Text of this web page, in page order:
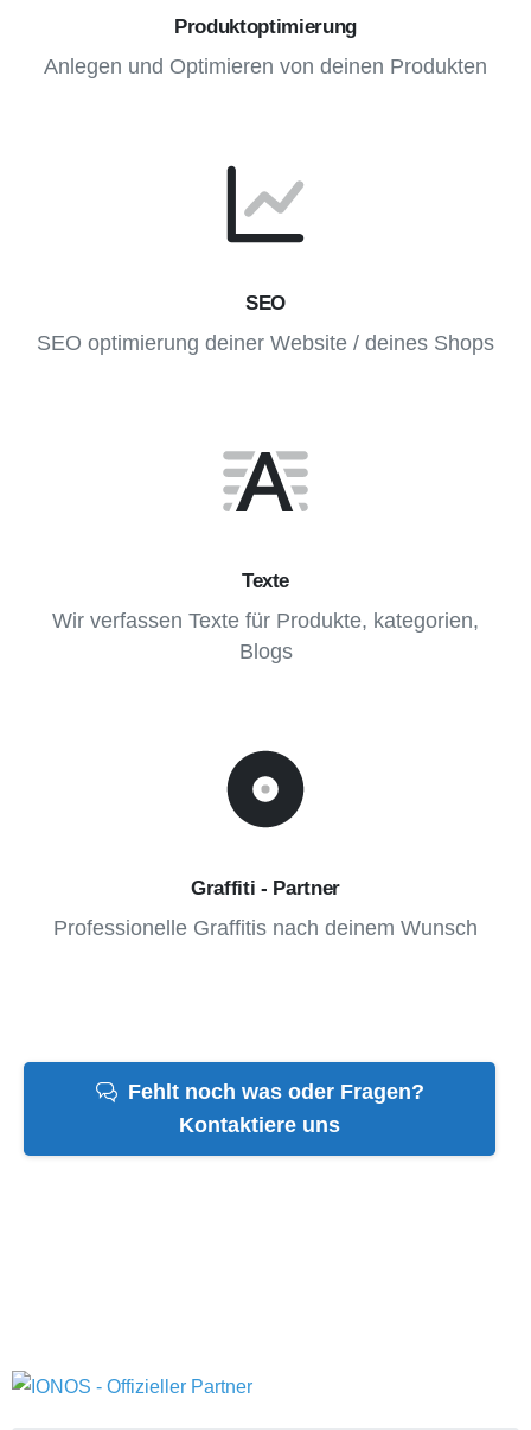
Produktoptimierung
Anlegen und Optimieren von deinen Produkten
SEO
SEO optimierung deiner Website / deines Shops
Texte
Wir verfassen Texte für Produkte, kategorien,
Blogs
Graffiti - Partner
Professionelle Graffitis nach deinem Wunsch
Fehlt noch was oder Fragen?
Kontaktiere uns